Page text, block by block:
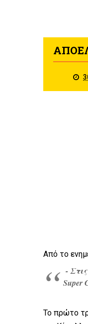
ΑΠΟΕΛ
Από το
-
Super
Το πρώτο